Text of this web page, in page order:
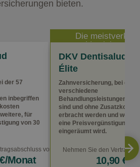
bieten.
der 57
inbegriffen
für
von 30
vor für nur
Monat
Die
Versicherung
DKV Dentisalud
Élite
Zahnversicherung, bei der
verschiedene
Behandlungsleistungen
sind und ohne Zusatzkosten
erbracht werden und
eine Preisvergünstigung
eingeräumt wird.
Nehmen Sie den
10,90 €/